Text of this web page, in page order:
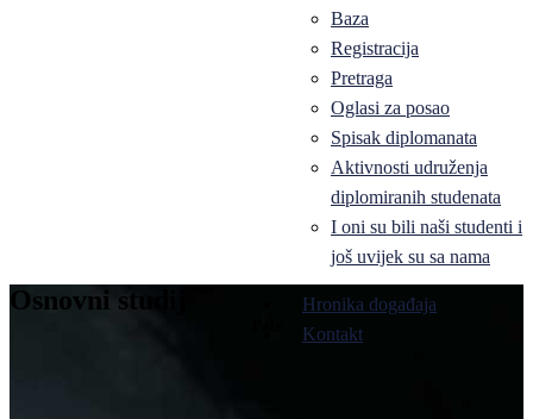
Baza
Registracija
Pretraga
Oglasi za posao
Spisak diplomanata
Aktivnosti udruženja
diplomiranih studenata
I oni su bili naši studenti i
još uvijek su sa nama
Hronika događaja
Kontakt
Osnovni studij